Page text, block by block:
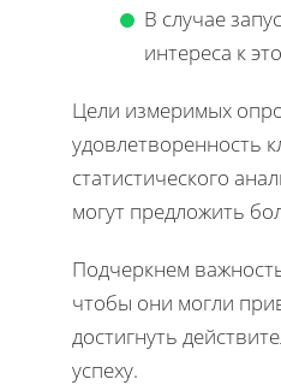
В случае
интереса к
Цели измеримых
удовлетворенность
статистического
могут предложить
Подчеркнем
чтобы они могли
достигнуть
успеху.